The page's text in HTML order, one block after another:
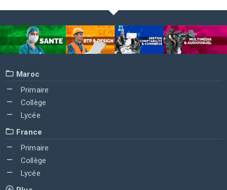
Maroc
Primaire
Collège
Lycée
France
Primaire
Collège
Lycée